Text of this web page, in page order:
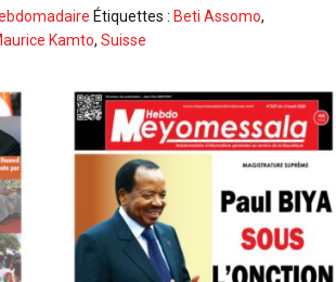
Étiquettes : Beti Assomo,
Kamto, Suisse